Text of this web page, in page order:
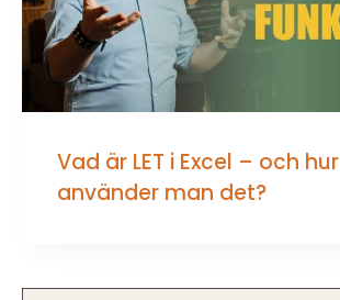
Vad är LET i Excel – och hur
använder man det?